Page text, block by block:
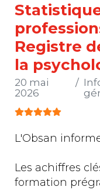
Registre
la
20 mai
2026
Vote utilisateur:
L'Obsan
Les achiffres
formation